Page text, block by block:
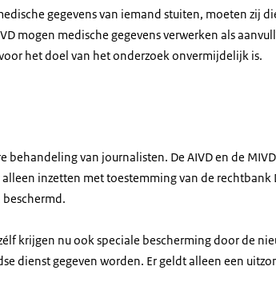
gegevens van iemand stuiten, moeten zij
mogen medische gegevens verwerken als
het doel van het onderzoek onvermijdelijk is.
behandeling van journalisten. De AIVD en de
inzetten met toestemming van de rechtbank
krijgen nu ook speciale bescherming door de
dienst gegeven worden. Er geldt alleen een